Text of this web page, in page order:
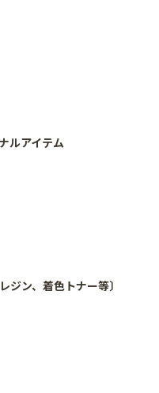
ルアイテム
ジン、着色トナー等〕